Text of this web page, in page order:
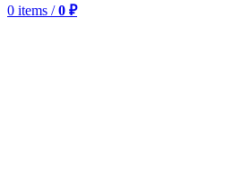
0 items / 0 ₽